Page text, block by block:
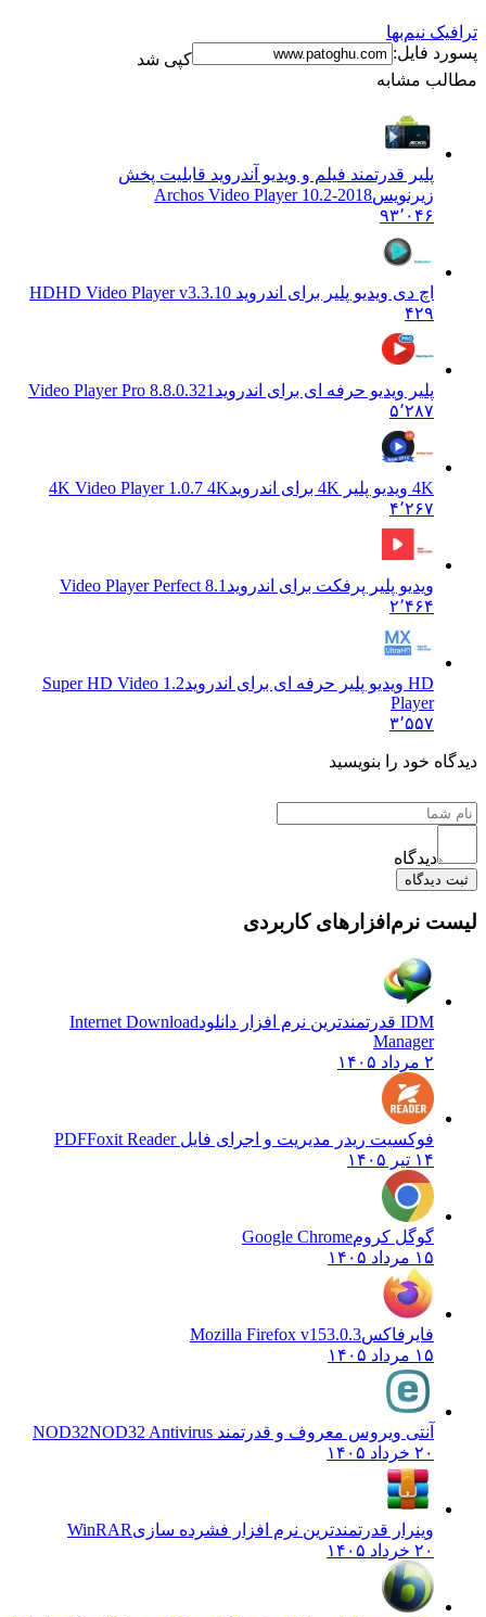
ترافیک نیم‌بها
پسورد فایل:
کپی شد
مطالب مشابه
پلیر قدرتمند فیلم و ویدیو آندروید قابلیت پخش
زیرنویسArchos Video Player 10.2-2018
۹۳٬۰۴۶
اچ دی ویدیو پلیر برای اندروید HD HD Video Player v3.3.10
۴۲۹
پلیر ویدیو حرفه ای برای اندروید 8.8.0.321 Video Player Pro
۵٬۲۸۷
4K ویدیو پلیر 4K برای اندروید
4K Video Player 1.0.7 4K
۴٬۲۶۷
ویدیو پلیر پرفکت برای اندروید Video Player Perfect 8.1
۲٬۴۶۴
HD ویدیو پلیر حرفه ای برای اندروید
1.2 Super HD Video
Player
۳٬۵۵۷
دیدگاه خود را بنویسید
دیدگاه
ثبت دیدگاه
لیست نرم‌افزارهای کاربردی
IDM قدرتمندترین نرم افزار دانلود
Internet Download
Manager
۲ مرداد ۱۴۰۵
فوکسیت ریدر مدیریت و اجرای فایل PDFFoxit Reader
۱۴ تیر ۱۴۰۵
گوگل کرومGoogle Chrome
۱۵ مرداد ۱۴۰۵
فایرفاکسMozilla Firefox v153.0.3
۱۵ مرداد ۱۴۰۵
آنتی ویروس معروف و قدرتمند NOD32 NOD32 Antivirus
۲۰ خرداد ۱۴۰۵
وینرار قدرتمندترین نرم افزار فشرده سازیWinRAR
۲۰ خرداد ۱۴۰۵